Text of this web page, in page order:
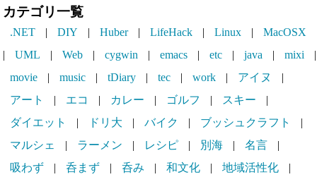
カテゴリ一覧
.NET | DIY | Huber | LifeHack | Linux |
MacOSX
|
UML | Web | cygwin | emacs | etc | java | mixi
|
movie
| music | tDiary | tec | work | アイヌ
|
アート
| エコ | カレー | ゴルフ | スキー
|
ダイエット
| ドリ大 | バイク | ブッシュクラフト
|
マルシェ
| ラーメン | レシピ | 別海 | 名言
|
吸わず
| 呑まず | 呑み | 和文化 | 地域活性化
|